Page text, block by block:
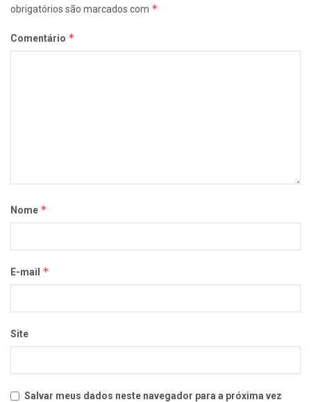
obrigatórios são marcados com *
Comentário *
Nome *
E-mail *
Site
Salvar meus dados neste navegador para a próxima vez